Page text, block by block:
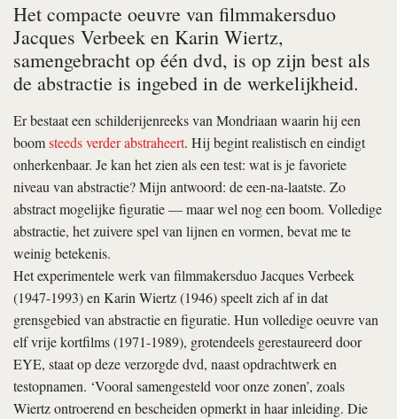
Het compacte oeuvre van filmmakersduo
Jacques Verbeek en Karin Wiertz,
samengebracht op één dvd, is op zijn best als
de abstractie is ingebed in de werkelijkheid.
Er bestaat een schilderijenreeks van Mondriaan waarin hij een
boomsteeds verder abstraheert. Hij begint realistisch en eindigt
onherkenbaar. Je kan het zien als een test: wat is je favoriete
niveau van abstractie? Mijn antwoord: de een-na-laatste. Zo
abstract mogelijke figuratie — maar wel nog een boom. Volledige
abstractie, het zuivere spel van lijnen en vormen, bevat me te
weinig betekenis.
Het experimentele werk van filmmakersduo Jacques Verbeek
(1947-1993) en Karin Wiertz (1946) speelt zich af in dat
grensgebied van abstractie en figuratie. Hun volledige oeuvre van
elf vrije kortfilms (1971-1989), grotendeels gerestaureerd door
EYE, staat op deze verzorgde dvd, naast opdrachtwerk en
testopnamen. ‘Vooral samengesteld voor onze zonen’, zoals
Wiertz ontroerend en bescheiden opmerkt in haar inleiding. Die